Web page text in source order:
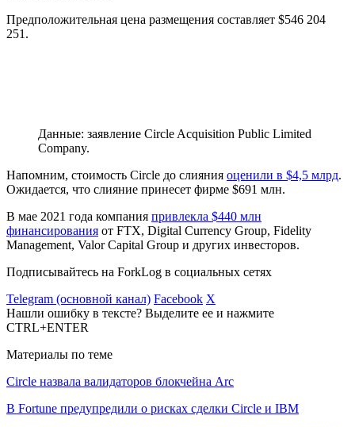
Предположительная цена размещения составляет $546 204
251.
Данные: заявление Circle Acquisition Public Limited
Company.
Напомним, стоимость Circle до слияния оценили в $4,5 млрд.
Ожидается, что слияние принесет фирме $691 млн.
В мае 2021 года компания привлекла $440 млн
финансирования от FTX, Digital Currency Group, Fidelity
Management, Valor Capital Group и других инвесторов.
Подписывайтесь на ForkLog в социальных сетях
Telegram (основной канал) Facebook X
Нашли ошибку в тексте? Выделите ее и нажмите
CTRL+ENTER
Материалы по теме
Circle назвала валидаторов блокчейна Arc
В Fortune предупредили о рисках сделки Circle и IBM